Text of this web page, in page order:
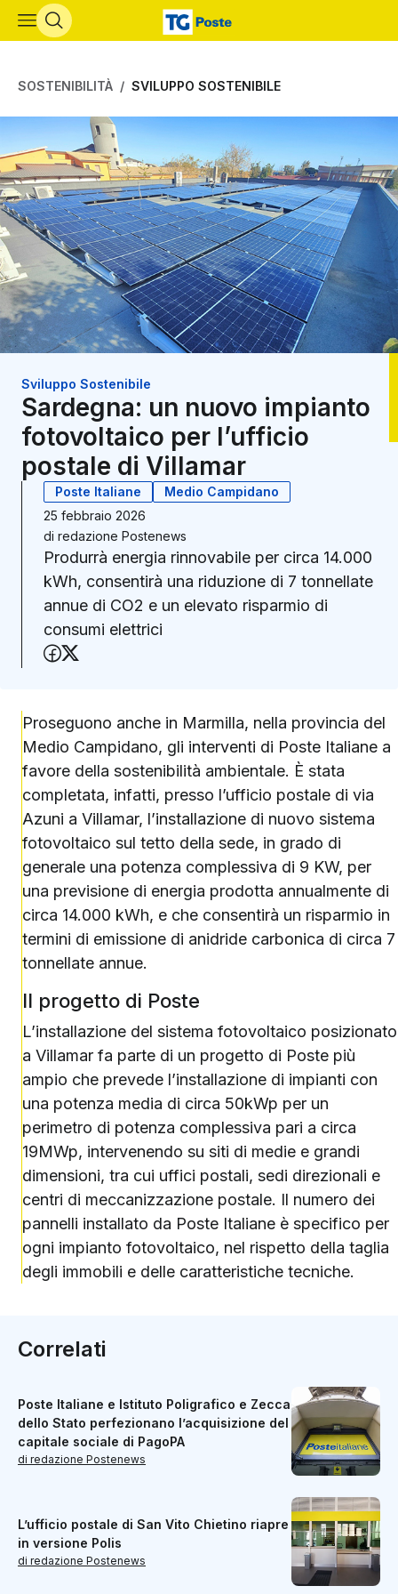
Vai al contenuto principale
SOSTENIBILITÀ SVILUPPO SOSTENIBILE
Sviluppo Sostenibile
Sardegna: un nuovo impianto
fotovoltaico per l’ufficio
postale di Villamar
Poste Italiane
Medio Campidano
25 febbraio 2026
di redazione Postenews
Produrrà energia rinnovabile per circa 14.000
kWh, consentirà una riduzione di 7 tonnellate
annue di CO2 e un elevato risparmio di
consumi elettrici
Condividi su Facebook
Proseguono anche in Marmilla, nella provincia del
Medio Campidano, gli interventi di Poste Italiane a
favore della sostenibilità ambientale. È stata
completata, infatti, presso l’ufficio postale di via
Azuni a Villamar, l’installazione di nuovo sistema
fotovoltaico sul tetto della sede, in grado di
generale una potenza complessiva di 9 KW, per
una previsione di energia prodotta annualmente di
circa 14.000 kWh, e che consentirà un risparmio in
termini di emissione di anidride carbonica di circa 7
tonnellate annue.
Il progetto di Poste
L’installazione del sistema fotovoltaico posizionato
a Villamar fa parte di un progetto di Poste più
ampio che prevede l’installazione di impianti con
una potenza media di circa 50kWp per un
perimetro di potenza complessiva pari a circa
19MWp, intervenendo su siti di medie e grandi
dimensioni, tra cui uffici postali, sedi direzionali e
centri di meccanizzazione postale. Il numero dei
pannelli installato da Poste Italiane è specifico per
ogni impianto fotovoltaico, nel rispetto della taglia
degli immobili e delle caratteristiche tecniche.
Correlati
Poste Italiane e Istituto Poligrafico e Zecca
dello Stato perfezionano l’acquisizione del
capitale sociale di PagoPA
di redazione Postenews
L’ufficio postale di San Vito Chietino riapre
in versione Polis
di redazione Postenews